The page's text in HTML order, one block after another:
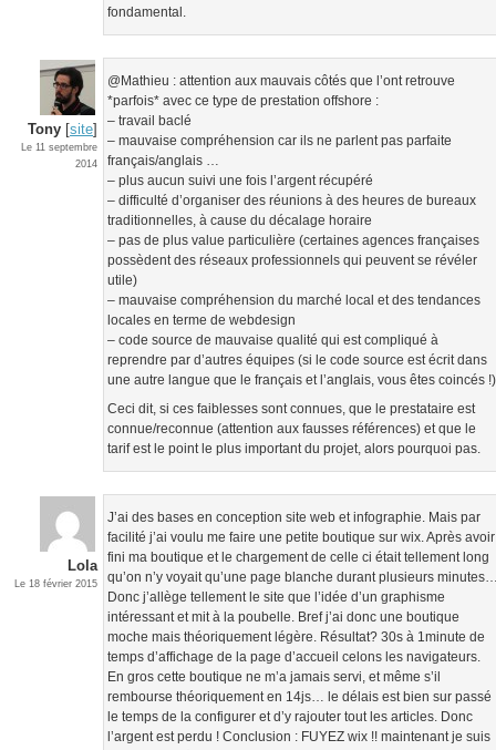
fondamental.
Tony [site]
Le 11 septembre
2014
@Mathieu : attention aux mauvais côtés que l’ont retrouve
*parfois* avec ce type de prestation offshore :
– travail baclé
– mauvaise compréhension car ils ne parlent pas parfaite
français/anglais …
– plus aucun suivi une fois l’argent récupéré
– difficulté d’organiser des réunions à des heures de bureaux
traditionnelles, à cause du décalage horaire
– pas de plus value particulière (certaines agences françaises
possèdent des réseaux professionnels qui peuvent se révéler
utile)
– mauvaise compréhension du marché local et des tendances
locales en terme de webdesign
– code source de mauvaise qualité qui est compliqué à
reprendre par d’autres équipes (si le code source est écrit dans
une autre langue que le français et l’anglais, vous êtes coincés !)
Ceci dit, si ces faiblesses sont connues, que le prestataire est
connue/reconnue (attention aux fausses références) et que le
tarif est le point le plus important du projet, alors pourquoi pas.
Lola
Le 18 février 2015
J’ai des bases en conception site web et infographie. Mais par
facilité j’ai voulu me faire une petite boutique sur wix. Après avoir
fini ma boutique et le chargement de celle ci était tellement long
qu’on n’y voyait qu’une page blanche durant plusieurs
Donc j’allège tellement le site que l’idée d’un graphisme
intéressant et mit à la poubelle. Bref j’ai donc une boutique
moche mais théoriquement légère. Résultat? 30s à 1minute de
temps d’affichage de la page d’accueil celons les navigateurs.
En gros cette boutique ne m’a jamais servi, et même s’il
rembourse théoriquement en 14js… le délais est bien sur passé
le temps de la configurer et d’y rajouter tout les articles. Donc
l’argent est perdu ! Conclusion : FUYEZ wix !! maintenant je suis